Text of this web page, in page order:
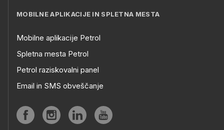
MOBILNE APLIKACIJE IN SPLETNA MESTA
Mobilne aplikacije Petrol
Spletna mesta Petrol
Petrol raziskovalni panel
Email in SMS obveščanje